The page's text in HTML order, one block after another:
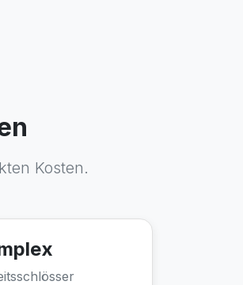
Kosten.